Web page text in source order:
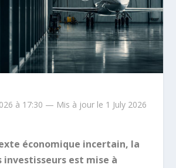
à 17:30 — Mis à jour le 1 July 2026
économique incertain, la
investisseurs est mise à